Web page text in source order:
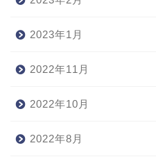
2023年1月
2022年11月
2022年10月
2022年8月